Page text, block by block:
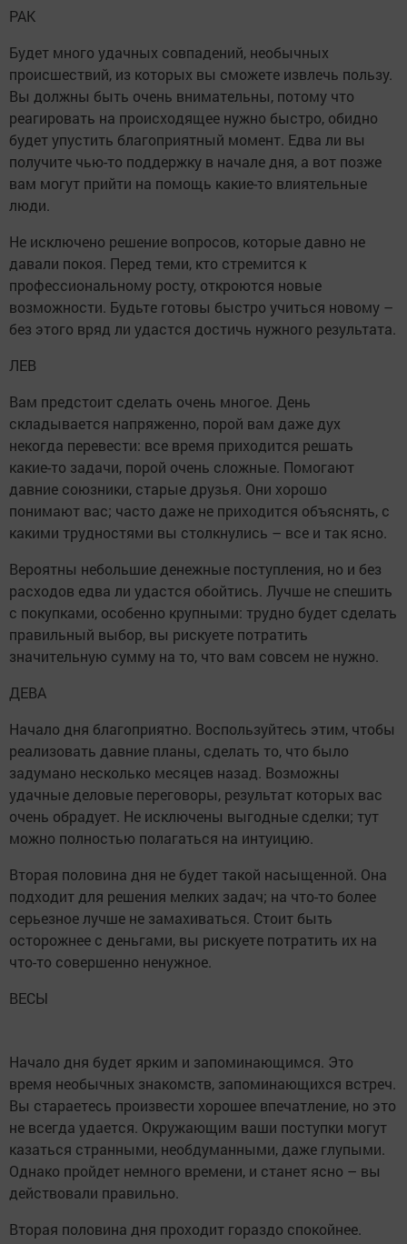
РАК
Будет много удачных совпадений, необычных
происшествий, из которых вы сможете извлечь пользу.
Вы должны быть очень внимательны, потому что
реагировать на происходящее нужно быстро, обидно
будет упустить благоприятный момент. Едва ли вы
получите чью-то поддержку в начале дня, а вот позже
вам могут прийти на помощь какие-то влиятельные
люди.
Не исключено решение вопросов, которые давно не
давали покоя. Перед теми, кто стремится к
профессиональному росту, откроются новые
возможности. Будьте готовы быстро учиться новому –
без этого вряд ли удастся достичь нужного результата.
ЛЕВ
Вам предстоит сделать очень многое. День
складывается напряженно, порой вам даже дух
некогда перевести: все время приходится решать
какие-то задачи, порой очень сложные. Помогают
давние союзники, старые друзья. Они хорошо
понимают вас; часто даже не приходится объяснять, с
какими трудностями вы столкнулись – все и так ясно.
Вероятны небольшие денежные поступления, но и без
расходов едва ли удастся обойтись. Лучше не спешить
с покупками, особенно крупными: трудно будет сделать
правильный выбор, вы рискуете потратить
значительную сумму на то, что вам совсем не нужно.
ДЕВА
Начало дня благоприятно. Воспользуйтесь этим, чтобы
реализовать давние планы, сделать то, что было
задумано несколько месяцев назад. Возможны
удачные деловые переговоры, результат которых вас
очень обрадует. Не исключены выгодные сделки; тут
можно полностью полагаться на интуицию.
Вторая половина дня не будет такой насыщенной. Она
подходит для решения мелких задач; на что-то более
серьезное лучше не замахиваться. Стоит быть
осторожнее с деньгами, вы рискуете потратить их на
что-то совершенно ненужное.
ВЕСЫ
Начало дня будет ярким и запоминающимся. Это
время необычных знакомств, запоминающихся встреч.
Вы стараетесь произвести хорошее впечатление, но это
не всегда удается. Окружающим ваши поступки могут
казаться странными, необдуманными, даже глупыми.
Однако пройдет немного времени, и станет ясно – вы
действовали правильно.
Вторая половина дня проходит гораздо спокойнее.